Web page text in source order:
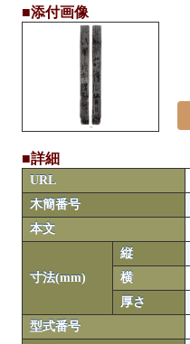
■添付画像
■詳細
URL
木簡番号
本文
寸法(mm)
縦
横
厚さ
型式番号